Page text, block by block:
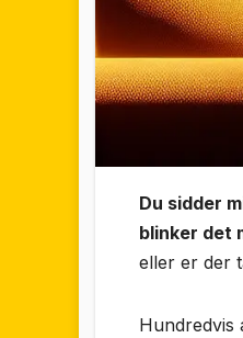
Du sidder
blinker det
eller er der
Hundredvis